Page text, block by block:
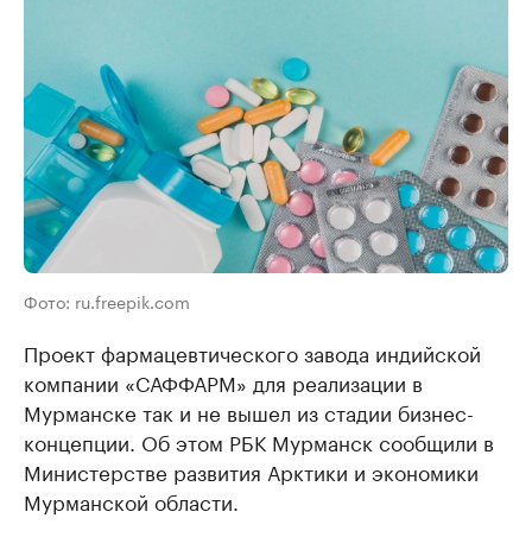
Фото: ru.freepik.com
Проект фармацевтического завода индийской
компании «САФФАРМ» для реализации в
Мурманске так и не вышел из стадии бизнес-
концепции. Об этом РБК Мурманск сообщили в
Министерстве развития Арктики и экономики
Мурманской области.